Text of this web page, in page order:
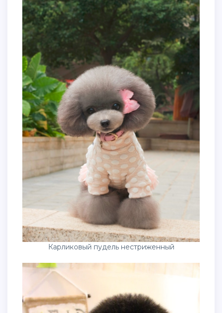
Карликовый пудель нестриженный